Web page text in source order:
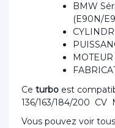
BMW
(E90N/
Ce turbo est
136/163/184/200 CV
Vous pouvez voir